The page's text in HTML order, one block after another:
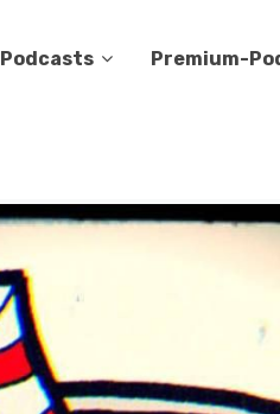
Podcasts Premium-